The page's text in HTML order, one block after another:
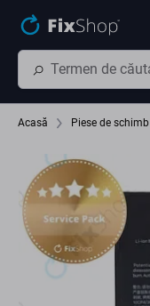
Acasă Piese de schimb